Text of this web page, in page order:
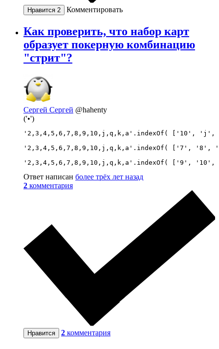
Нравится 2 Комментировать
Как проверить, что набор карт
образует покерную комбинацию
"стрит"?
Сергей Сергей @hahenty
('•')
'2,3,4,5,6,7,8,9,10,j,q,k,a'.indexOf( ['10',
'2,3,4,5,6,7,8,9,10,j,q,k,a'.indexOf( ['7',
'2,3,4,5,6,7,8,9,10,j,q,k,a'.indexOf( ['9',
Ответ написан более трёх лет назад
2 комментария
Нравится 2 комментария